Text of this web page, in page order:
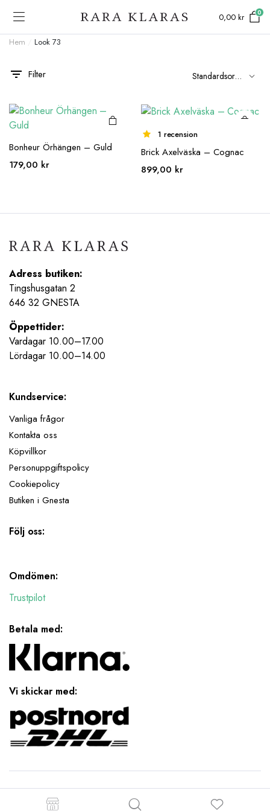
0,00kr 0
Hem Look 73
Filter
Bonheur Örhängen – Guld
179,00 kr
1 recension
Brick Axelväska – Cognac
899,00 kr
Adress butiken:
Tingshusgatan 2
646 32 GNESTA
Öppettider:
Vardagar 10.00–17.00
Lördagar 10.00–14.00
Kundservice:
Vanliga frågor
Kontakta oss
Köpvillkor
Personuppgiftspolicy
Cookiepolicy
Butiken i Gnesta
Följ oss:
Omdömen:
Trustpilot
Betala med:
Vi skickar med: